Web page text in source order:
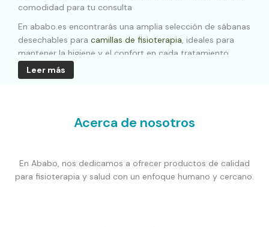
comodidad para tu consulta
En ababo.es encontrarás una amplia selección de sábanas
desechables para camillas de fisioterapia, ideales para
mantener la higiene y el confort en cada tratamiento.
Nuestro catálogo está pensado para profesionales de la
fisioterapia, estética, medicina o masaje que buscan
suaves y transpirables. Ya sea para uso intensivo en
clínica o para consultas privadas, nuestras sabanillas
Leer más
Acerca de nosotros
En Ababo, nos dedicamos a ofrecer productos de calidad
para fisioterapia y salud con un enfoque humano y cercano.